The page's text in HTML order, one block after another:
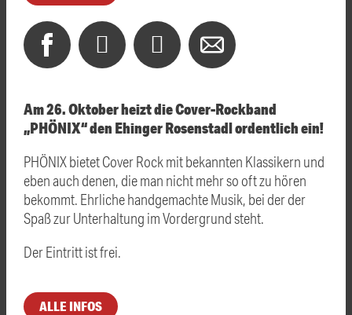
Am 26. Oktober heizt die Cover-Rockband
„PHÖNIX“ den Ehinger Rosenstadl ordentlich ein!
PHÖNIX bietet Cover Rock mit bekannten Klassikern und
eben auch denen, die man nicht mehr so oft zu hören
bekommt. Ehrliche handgemachte Musik, bei der der
Spaß zur Unterhaltung im Vordergrund steht.
Der Eintritt ist frei.
ALLE INFOS